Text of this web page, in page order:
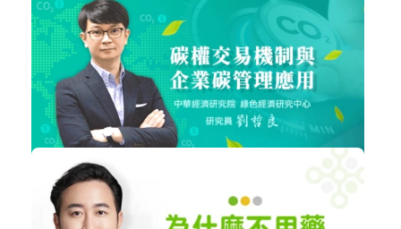
工作分析與職務說明書撰擬實務
企業經營 加入購物車
購買後有效期限：課程下架時
9519
NT$2,080
碳權交易機制與碳管理應用
企業經營 加入購物車